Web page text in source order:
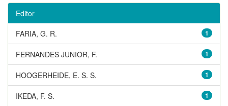
Editor
1
FARIA, G. R.
1
FERNANDES JUNIOR, F.
1
HOOGERHEIDE, E. S. S.
1
IKEDA, F. S.